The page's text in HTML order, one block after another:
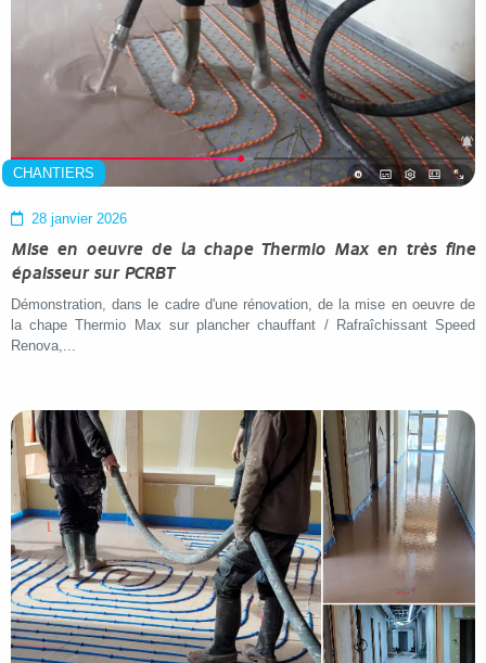
CHANTIERS
28 janvier 2026
Mise en oeuvre de la chape Thermio Max en très fine
épaisseur sur PCRBT
Démonstration, dans le cadre d'une rénovation, de la mise en oeuvre de
la chape Thermio Max sur plancher chauffant / Rafraîchissant Speed
Renova,...